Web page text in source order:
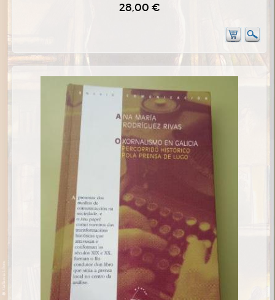
28,00 €